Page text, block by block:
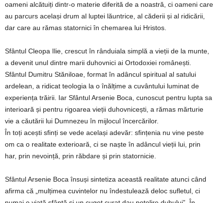
oameni alcătuiți dintr-o materie diferită de a noastră, ci oameni care
au parcurs același drum al luptei lăuntrice, al căderii și al ridicării,
dar care au rămas statornici în chemarea lui Hristos.
Sfântul Cleopa Ilie, crescut în rânduiala simplă a vieții de la munte,
a devenit unul dintre marii duhovnici ai Ortodoxiei românești.
Sfântul Dumitru Stăniloae, format în adâncul spiritual al satului
ardelean, a ridicat teologia la o înălțime a cuvântului luminat de
experiența trăirii. Iar Sfântul Arsenie Boca, cunoscut pentru lupta sa
interioară și pentru rigoarea vieții duhovnicești, a rămas mărturie
vie a căutării lui Dumnezeu în mijlocul încercărilor.
În toți acești sfinți se vede același adevăr: sfințenia nu vine peste
om ca o realitate exterioară, ci se naște în adâncul vieții lui, prin
har, prin nevoință, prin răbdare și prin statornicie.
Sfântul Arsenie Boca însuși sintetiza această realitate atunci când
afirma că „mulțimea cuvintelor nu îndestulează deloc sufletul, ci